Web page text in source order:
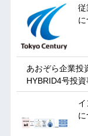
従
あおぞら企業投
HYBRID4号投